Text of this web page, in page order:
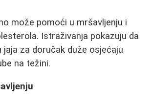
može pomoći u mršavljenju i
Istraživanja pokazuju da
jaja za doručak duže osjećaju
na težini.